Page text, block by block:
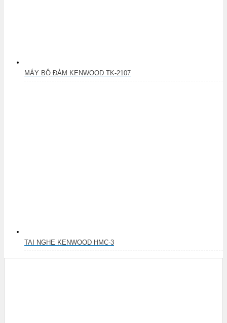
MÁY BỘ ĐÀM KENWOOD TK-2107
TAI NGHE KENWOOD HMC-3